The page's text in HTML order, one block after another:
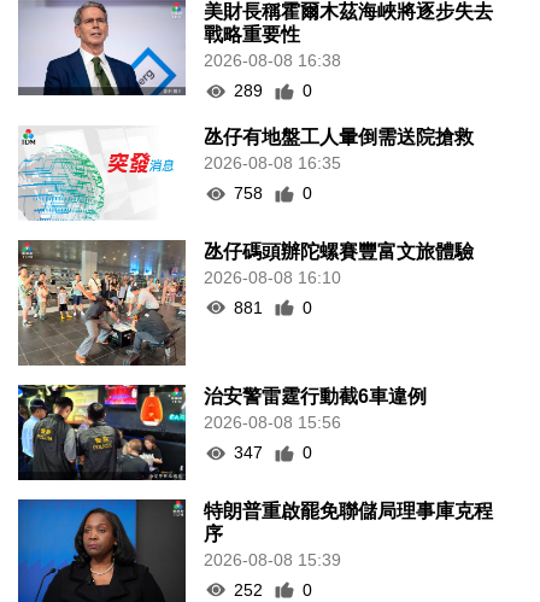
美財長稱霍爾木茲海峽將逐步失去
戰略重要性
2026-08-08 16:38
289
0
氹仔有地盤工人暈倒需送院搶救
2026-08-08 16:35
758
0
氹仔碼頭辦陀螺賽豐富文旅體驗
2026-08-08 16:10
881
0
治安警雷霆行動截6車違例
2026-08-08 15:56
347
0
特朗普重啟罷免聯儲局理事庫克程
序
2026-08-08 15:39
252
0